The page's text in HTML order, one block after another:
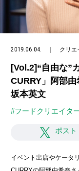
2019.06.04. クリエ
[Vol.2]“自由な”
CURRY」阿部
坂本英文
#フードクリエイタ
ポスト
イベント出店やケータ